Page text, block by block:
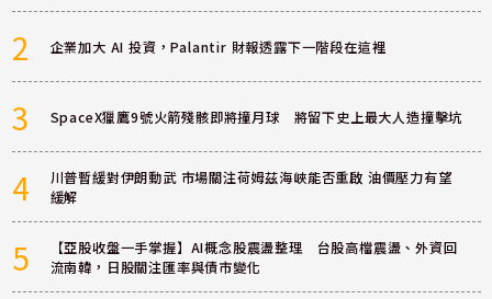
2 企業加大 AI 投資，Palantir 財報透露下一階段在這裡
3 SpaceX獵鷹9號火箭殘骸即將撞月球 將留下史上最大人造撞擊坑
4
川普暫緩對伊朗動武 市場關注荷姆茲海峽能否重啟 油價壓力有望
緩解
5
【亞股收盤一手掌握】AI概念股震盪整理 台股高檔震盪、外資回
流南韓，日股關注匯率與債市變化